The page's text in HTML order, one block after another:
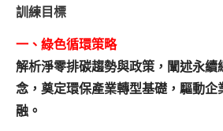
訓練目標
一、綠色循環策略
解析淨零排碳趨勢與政策，闡述永續
念，奠定環保產業轉型基礎，驅動企
融。